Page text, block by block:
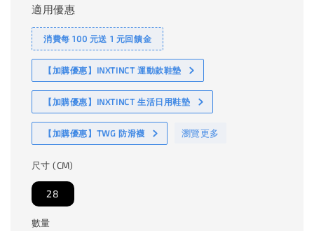
適用優惠
消費每 100 元送 1 元回饋金
【加購優惠】INXTINCT 運動款鞋墊
【加購優惠】INXTINCT 生活日用鞋墊
【加購優惠】TWG 防滑襪 瀏覽更多
尺寸 (CM)
28
數量